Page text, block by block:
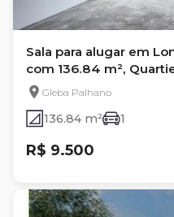
Sala para alugar em
com 136.84 m²,
Gleba Palhano
136.84 m² 1
R$ 9.500